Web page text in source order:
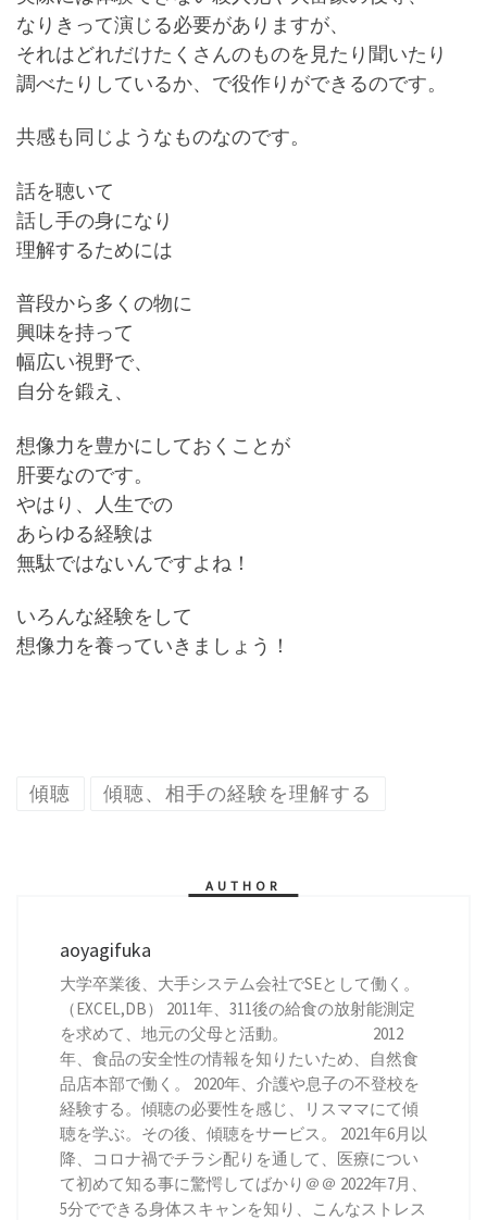
なりきって演じる必要がありますが、
それはどれだけたくさんのものを見たり聞いたり
調べたりしているか、で役作りができるのです。
共感も同じようなものなのです。
話を聴いて
話し手の身になり
理解するためには
普段から多くの物に
興味を持って
幅広い視野で、
自分を鍛え、
想像力を豊かにしておくことが
肝要なのです。
やはり、人生での
あらゆる経験は
無駄ではないんですよね！
いろんな経験をして
想像力を養っていきましょう！
傾聴 傾聴、相手の経験を理解する
AUTHOR
aoyagifuka
大学卒業後、大手システム会社でSEとして働く。
（EXCEL,DB） 2011年、311後の給食の放射能測定
を求めて、地元の父母と活動。 2012
年、食品の安全性の情報を知りたいため、自然食
品店本部で働く。 2020年、介護や息子の不登校を
経験する。傾聴の必要性を感じ、リスママにて傾
聴を学ぶ。その後、傾聴をサービス。 2021年6月以
降、コロナ禍でチラシ配りを通して、医療につい
て初めて知る事に驚愕してばかり＠＠ 2022年7月、
5分でできる身体スキャンを知り、こんなストレス